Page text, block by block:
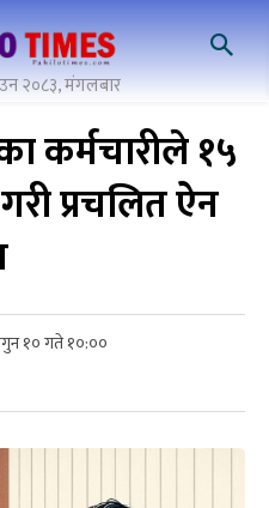
२०८३, मंगलबार
कर्मचारीले १५
प्रचलित ऐन
१० गते १०:००